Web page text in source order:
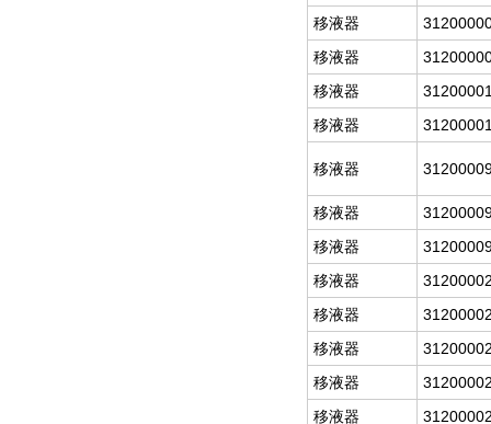
移液器
移液器
移液器
移液器
移液器
移液器
移液器
移液器
移液器
移液器
移液器
移液器